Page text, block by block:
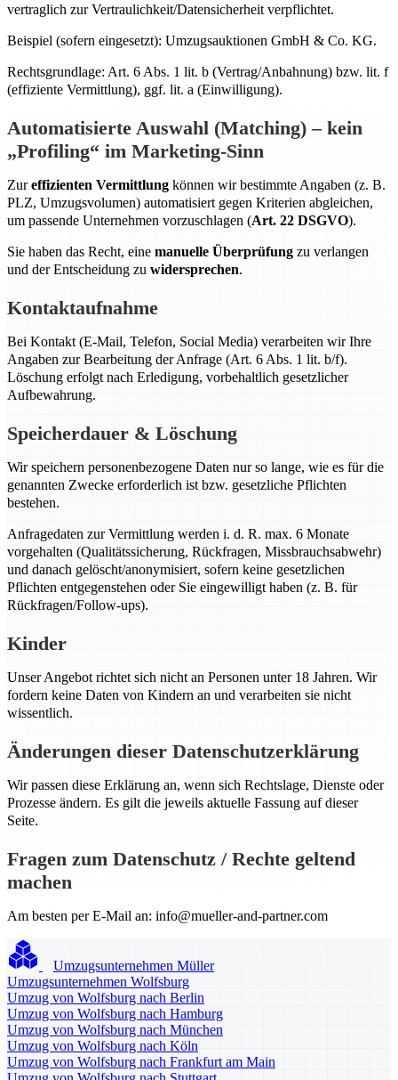
vertraglich zur Vertraulichkeit/Datensicherheit verpflichtet.
Beispiel (sofern eingesetzt): Umzugsauktionen GmbH & Co. KG.
Rechtsgrundlage: Art. 6 Abs. 1 lit. b (Vertrag/Anbahnung) bzw. lit. f
(effiziente Vermittlung), ggf. lit. a (Einwilligung).
Automatisierte Auswahl (Matching) – kein
„Profiling“ im Marketing-Sinn
Zureffizienten Vermittlung können wir bestimmte Angaben (z. B.
PLZ, Umzugsvolumen) automatisiert gegen Kriterien abgleichen,
um passende Unternehmen vorzuschlagen (Art. 22 DSGVO).
Sie haben das Recht, eine manuelle Überprüfung zu verlangen
und der Entscheidung zu widersprechen.
Kontaktaufnahme
Bei Kontakt (E-Mail, Telefon, Social Media) verarbeiten wir Ihre
Angaben zur Bearbeitung der Anfrage (Art. 6 Abs. 1 lit. b/f).
Löschung erfolgt nach Erledigung, vorbehaltlich gesetzlicher
Aufbewahrung.
Speicherdauer & Löschung
Wir speichern personenbezogene Daten nur so lange, wie es für die
genannten Zwecke erforderlich ist bzw. gesetzliche Pflichten
bestehen.
Anfragedaten zur Vermittlung werden i. d. R. max. 6 Monate
vorgehalten (Qualitätssicherung, Rückfragen, Missbrauchsabwehr)
und danach gelöscht/anonymisiert, sofern keine gesetzlichen
Pflichten entgegenstehen oder Sie eingewilligt haben (z. B. für
Rückfragen/Follow-ups).
Kinder
Unser Angebot richtet sich nicht an Personen unter 18 Jahren. Wir
fordern keine Daten von Kindern an und verarbeiten sie nicht
wissentlich.
Änderungen dieser Datenschutzerklärung
Wir passen diese Erklärung an, wenn sich Rechtslage, Dienste oder
Prozesse ändern. Es gilt die jeweils aktuelle Fassung auf dieser
Seite.
Fragen zum Datenschutz / Rechte geltend
machen
Am besten per E-Mail an: info@mueller-and-partner.com
Umzugsunternehmen Müller
Umzugsunternehmen Wolfsburg
Umzug von Wolfsburg nach Berlin
Umzug von Wolfsburg nach Hamburg
Umzug von Wolfsburg nach München
Umzug von Wolfsburg nach Köln
Umzug von Wolfsburg nach Frankfurt am Main